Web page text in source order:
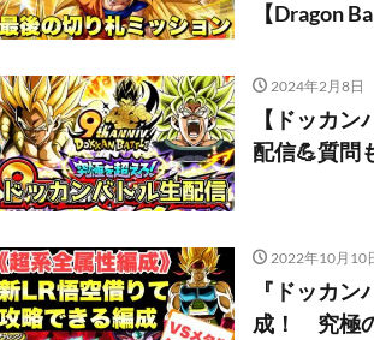
【Dragon
2024年2月8日
【ドッカ
配信💪質問
2022年10月10
『ドッカ
成！ 究極